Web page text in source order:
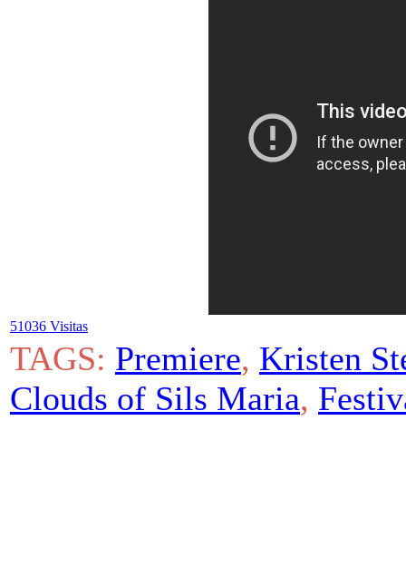
51036 Visitas
TAGS: Premiere, Kristen
Clouds of Sils Maria,